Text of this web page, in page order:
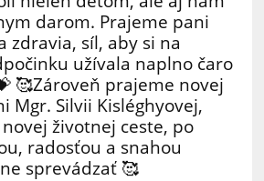
darom. Prajeme pani
zdravia, síl, aby si na
užívala naplno čaro
🥰Zároveň prajeme novej
Mgr. Silvii Kisléghyovej,
životnej ceste, po
radosťou a snahou
sprevádzať 🥰